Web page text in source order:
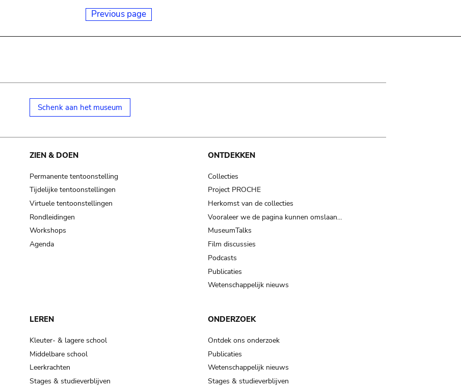
Previous page
Schenk aan het museum
ZIEN & DOEN
Permanente tentoonstelling
Tijdelijke tentoonstellingen
Virtuele tentoonstellingen
Rondleidingen
Workshops
Agenda
ONTDEKKEN
Collecties
Project PROCHE
Herkomst van de collecties
Vooraleer we de pagina kunnen omslaan…
MuseumTalks
Film discussies
Podcasts
Publicaties
Wetenschappelijk nieuws
LEREN
Kleuter- & lagere school
Middelbare school
Leerkrachten
Stages & studieverblijven
ONDERZOEK
Ontdek ons onderzoek
Publicaties
Wetenschappelijk nieuws
Stages & studieverblijven